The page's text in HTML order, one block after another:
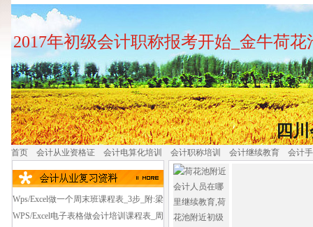
2017年初级会计职称报考开始_金牛荷
四川
首页 会计从业资格证 会计电算化培训 会计职称培训 会计继续教育 会计
Wps/Excel做一个周末班课程表_3步_附:梁
家巷2019初级会计职称培训班_面授班好
WPS/Excel电子表格做会计培训课程表_周